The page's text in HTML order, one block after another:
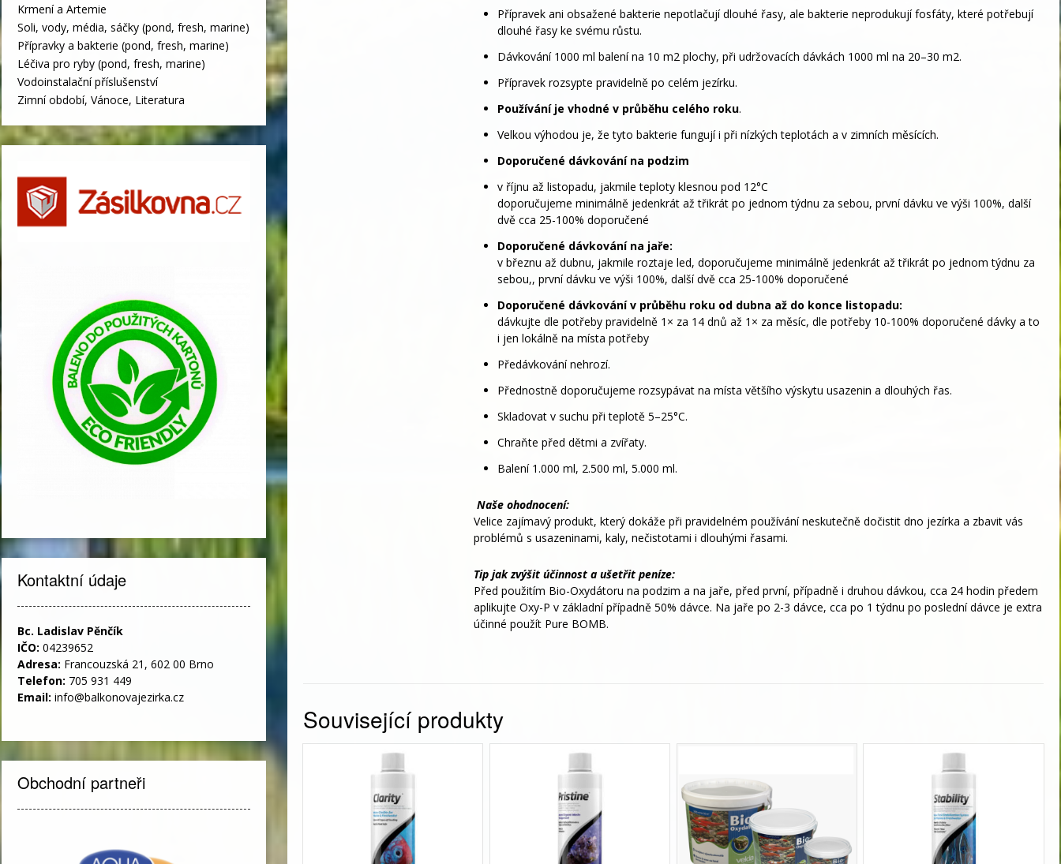
Přípravek ani obsažené bakterie nepotlačují dlouhé řasy, ale bakterie neprodukují fosfáty, které potřebují
dlouhé řasy ke svému růstu.
Dávkování 1000 ml balení na 10 m2 plochy, při udržovacích dávkách 1000 ml na 20–30 m2.
Přípravek rozsypte pravidelně po celém jezírku.
Používání je vhodné v průběhu celého roku.
Velkou výhodou je, že tyto bakterie fungují i při nízkých teplotách a v zimních měsících.
Doporučené dávkování na podzim
v říjnu až listopadu, jakmile teploty klesnou pod 12°C
doporučujeme minimálně jedenkrát až třikrát po jednom týdnu za sebou, první dávku ve výši 100%, další
dvě cca 25-100% doporučené
Doporučené dávkování na jaře:
v březnu až dubnu, jakmile roztaje led, doporučujeme minimálně jedenkrát až třikrát po jednom týdnu za
sebou,, první dávku ve výši 100%, další dvě cca 25-100% doporučené
Doporučené dávkování v průběhu roku od dubna až do konce listopadu:
dávkujte dle potřeby pravidelně 1× za 14 dnů až 1× za měsíc, dle potřeby 10-100% doporučené dávky a to
i jen lokálně na místa potřeby
Předávkování nehrozí.
Přednostně doporučujeme rozsypávat na místa většího výskytu usazenin a dlouhých řas.
Skladovat v suchu při teplotě 5–25°C.
Chraňte před dětmi a zvířaty.
Balení 1.000 ml, 2.500 ml, 5.000 ml.
Naše ohodnocení:
Velice zajímavý produkt, který dokáže při pravidelném používání neskutečně dočistit dno jezírka a zbavit vás
problémů s usazeninami, kaly, nečistotami i dlouhými řasami.
Tip jak zvýšit účinnost a ušetřit peníze:
Před použitím Bio-Oxydátoru na podzim a na jaře, před první, případně i druhou dávkou, cca 24 hodin předem
aplikujte Oxy-P v základní případně 50% dávce. Na jaře po 2-3 dávce, cca po 1 týdnu po poslední dávce je extra
účinné použít Pure BOMB.
Související produkty
Krmení a Artemie
Soli, vody, média, sáčky (pond, fresh, marine)
Přípravky a bakterie (pond, fresh, marine)
Léčiva pro ryby (pond, fresh, marine)
Vodoinstalační příslušenství
Zimní období, Vánoce, Literatura
Kontaktní údaje
Bc. Ladislav Pěnčík
IČO: 04239652
Adresa: Francouzská 21, 602 00 Brno
Telefon: 705 931 449
Email: info@balkonovajezirka.cz
Obchodní partneři